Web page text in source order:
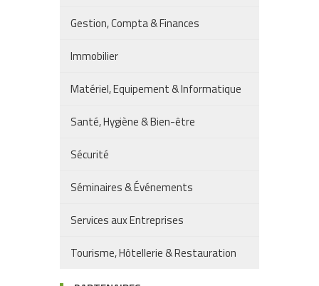
Gestion, Compta & Finances
Immobilier
Matériel, Equipement & Informatique
Santé, Hygiène & Bien-être
Sécurité
Séminaires & Événements
Services aux Entreprises
Tourisme, Hôtellerie & Restauration